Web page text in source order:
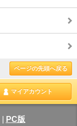
ページの先頭へ戻る
マイアカウント
PC版